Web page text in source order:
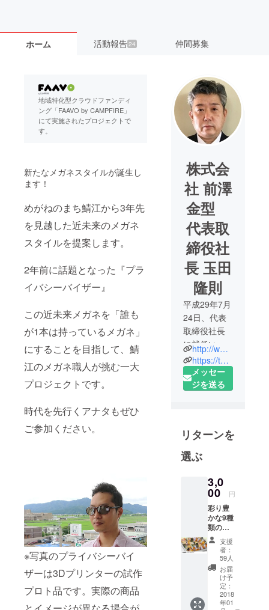
ホーム 活動報告 24 仲間募集
地域特化型クラウドファンディ
ング「FAAVO by CAMPFIRE」
にて実施されたプロジェクトで
す。
新たなメガネスタイルが誕生し
ます！
めがねのまち鯖江から3年先
を見越した近未来のメガネ
スタイルを提案します。
2年前に話題となった『プラ
イバシーバイザー』
この近未来メガネを「誰も
が1本は持っているメガネ」
にすることを目指して、鯖
江のメガネ職人が挑む一大
プロジェクトです。
時代を先行くアナタもぜひ
ご参加ください。
※写真のプライバシーバイ
ザーは3Dプリンターの試作
プロト品です。実際の商品
株式会
社 前澤
金型
代表取
締役社
長 玉田
隆則
平成29年7月
24日、代表
取締役社長
に就任いた
しました玉
田隆則でご
ざいます。
ご挨拶申し
上げます。
当社は昭和
54年12月の
創業以来、
38年間にわ
たり、メガ
ネの精密部
品製造で育
んできた高
精度な金型
製造・成形
技術を有し
http://www.maezawa-mold.jp/
https://twitter.com/maezawa_mold
メッセー
ジを送る
リターンを
選ぶ
3,0
00 円
彩り豊
かな9種
類のお
かき詰
合せ ＜
株式会
社吉村
甘露堂
支援
者：
59人
お届
け予
定：
2018
年01